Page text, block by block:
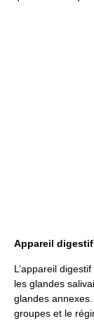
Appareil
L’appareil
les glandes
glandes
groupes et le